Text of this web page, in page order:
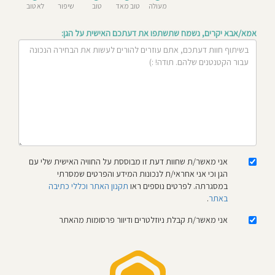
מעולה טוב מאד טוב
שיפור
לא טוב
אמא/אבא יקרים, נשמח שתשתפו את דעתכם האישית על הגן:
אני מאשר/ת שחוות דעת זו מבוססת על החוויה האישית שלי עם
הגן וכי אני אחראי/ת לנכונות המידע והפרטים שמסרתי
במסגרתה. לפרטים נוספים ראו תקנון האתר וכללי כתיבה
באתר.
אני מאשר/ת קבלת ניוזלטרים ודיוור פרסומות מהאתר